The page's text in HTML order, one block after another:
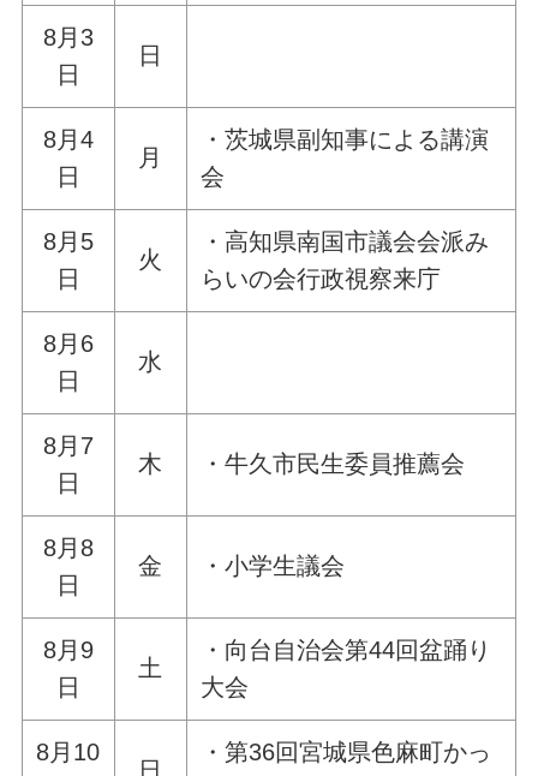
8月3
日
日
8月4
日
月
・茨城県副知事による講演
会
8月5
日
火
・高知県南国市議会会派み
らいの会行政視察来庁
8月6
日
水
8月7
日
木 ・牛久市民生委員推薦会
8月8
日
金 ・小学生議会
8月9
日
土
・向台自治会第44回盆踊り
大会
8月10
日
・第36回宮城県色麻町かっ